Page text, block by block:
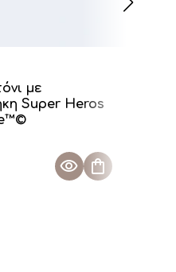
με
Super Heros